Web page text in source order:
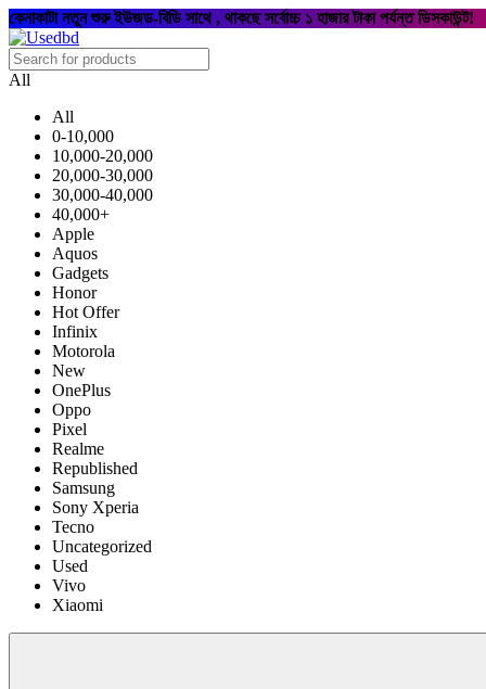
কেনাকাটা নতুন শুরু ইউজড-বিডি সাথে , থাকছে সর্বোচ্চ ১ হাজার টাকা পর্যন্ত ডিসকাউন্ট!
All
All
0-10,000
10,000-20,000
20,000-30,000
30,000-40,000
40,000+
Apple
Aquos
Gadgets
Honor
Hot Offer
Infinix
Motorola
New
OnePlus
Oppo
Pixel
Realme
Republished
Samsung
Sony Xperia
Tecno
Uncategorized
Used
Vivo
Xiaomi